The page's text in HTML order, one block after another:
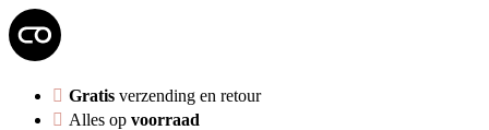
Gratis verzending en retour
Alles op voorraad